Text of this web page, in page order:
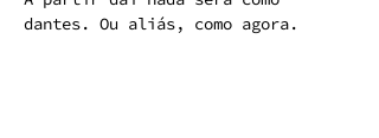
dantes. Ou aliás, como agora.